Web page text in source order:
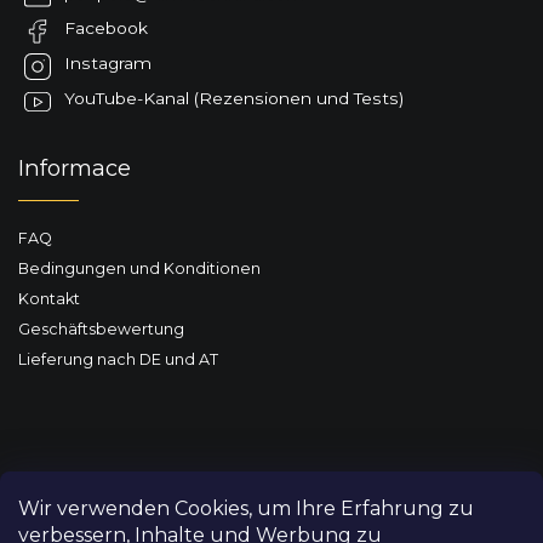
Wir verwenden Cookies, um Ihre Erfahrung zu
verbessern, Inhalte und Werbung zu
Facebook
Instagram
YouTube-Kanal (Rezensionen und Tests)
Informace
FAQ
Bedingungen und Konditionen
Kontakt
Geschäftsbewertung
Lieferung nach DE und AT